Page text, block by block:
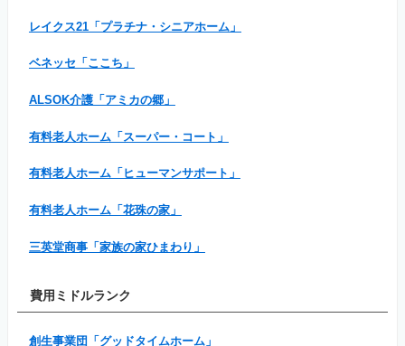
レイクス21「プラチナ・シニアホーム」
ベネッセ「ここち」
ALSOK介護「アミカの郷」
有料老人ホーム「スーパー・コート」
有料老人ホーム「ヒューマンサポート」
有料老人ホーム「花珠の家」
三英堂商事「家族の家ひまわり」
費用ミドルランク
創生事業団「グッドタイムホーム」